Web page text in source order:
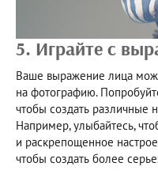
5. Играйте с
Ваше выражение лица
на фотографию.
чтобы создать различные
Например, улыбайтесь,
и раскрепощенное
чтобы создать более